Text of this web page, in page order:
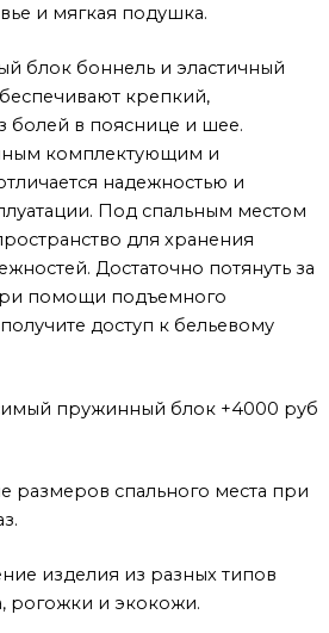
и мягкая подушка.
блок боннель и эластичный
крепкий,
болей в пояснице и шее.
комплектующим и
надежностью и
Под спальным местом
для хранения
Достаточно потянуть за
помощи подъемного
доступ к бельевому
пружинный блок +4000 руб
размеров спального места при
изделия из разных типов
рогожки и экокожи.